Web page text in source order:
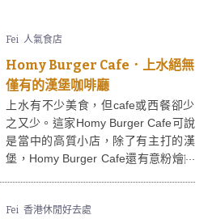
Fei 人氣食店
Homy Burger Cafe．上水絕無
僅有的漢堡咖啡廳
上水有不少美食，但cafe或西餐卻少
之又少。這家Homy Burger Cafe可說
是當中的高質小店，除了有主打的漢
堡，Homy Burger Cafe還有意粉燴飯
Fei 香港休閒好去處